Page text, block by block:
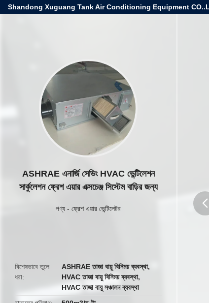
Shandong Xuguang Tank Air Conditioning Equipment
ASHRAE এনার্জি সেভিং HVAC ভেন্টিলেশন
সার্কুলেশন ফ্রেশ এয়ার এক্সচেঞ্জ সিস্টেম বাড়ির জন্য
পণ্য - ফ্রেশ এয়ার ভেন্টিলেটর
বিশেষভাবে তুলে
ধরা
ASHRAE তাজা বায়ু বিনিময় ব্যবস্থা,
HVAC তাজা বায়ু বিনিময় ব্যবস্থা,
HVAC তাজা বায়ু সঞ্চালন ব্যবস্থা